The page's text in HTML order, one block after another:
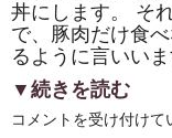
は
丼にします。 そ
で、豚肉だけ食
るように言いい
▼続きを読む
夏
コメントを受け付けて